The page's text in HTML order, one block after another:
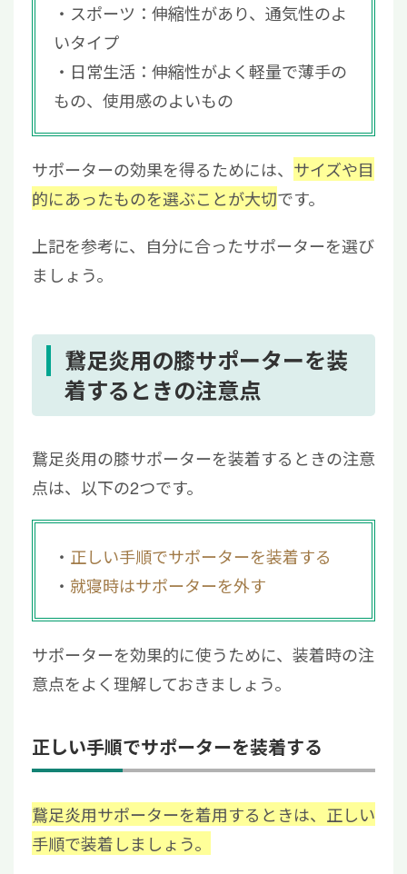
スポーツ：伸縮性があり、通気性のよ
いタイプ
日常生活：伸縮性がよく軽量で薄手の
もの、使用感のよいもの
サポーターの効果を得るためには、 サイズや目
的にあったものを選ぶことが大切です。
上記を参考に、自分に合ったサポーターを選び
ましょう。
鵞足炎用の膝サポーターを装
着するときの注意点
鵞足炎用の膝サポーターを装着するときの注意
点は、以下の2つです。
正しい手順でサポーターを装着する
就寝時はサポーターを外す
サポーターを効果的に使うために、装着時の注
意点をよく理解しておきましょう。
正しい手順でサポーターを装着する
鵞足炎用サポーターを着用するときは、正しい
手順で装着しましょう。